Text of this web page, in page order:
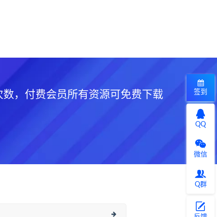
，付费会员所有资源可免费下载 签到
QQ
微信
Q群